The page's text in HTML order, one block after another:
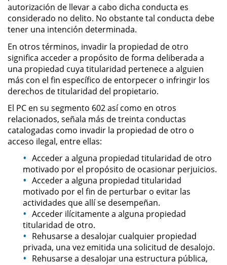
Delitos de Conducción
Chocar y Huir
Conducir con la Licencia
Suspendida
Evadir a un Oficial de Policía
Homicidio Vehicular
Robo de Auto
Delitos de Cuello Blanco
Apropiación Indebida De
Fondos Públicos
Falsificación
Falsificación o Alteración de una
Prescripción Médica
autorización de llevar a cabo dicha conducta es
considerado no delito. No obstante tal conducta debe
tener una intención determinada.
En otros términos, invadir la propiedad de otro
significa acceder a propósito de forma deliberada a
una propiedad cuya titularidad pertenece a alguien
más con el fin específico de entorpecer o infringir los
derechos de titularidad del propietario.
El PC en su segmento 602 así como en otros
relacionados, señala más de treinta conductas
catalogadas como invadir la propiedad de otro o
acceso ilegal, entre ellas:
Acceder a alguna propiedad titularidad de otro
motivado por el propósito de ocasionar perjuicios.
Acceder a alguna propiedad titularidad
motivado por el fin de perturbar o evitar las
actividades que allí se desempeñan.
Acceder ilícitamente a alguna propiedad
titularidad de otro.
Rehusarse a desalojar cualquier propiedad
privada, una vez emitida una solicitud de desalojo.
Rehusarse a desalojar una estructura pública,